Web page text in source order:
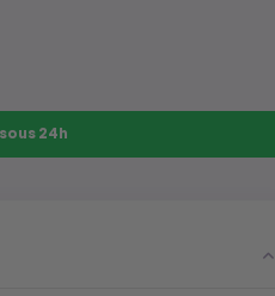
24h